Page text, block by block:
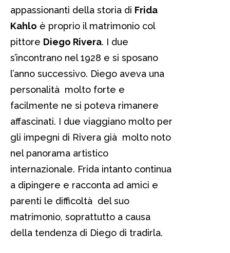
appassionanti della storia di Frida
Kahlo è proprio il matrimonio col
pittore Diego Rivera. I due
s’incontrano nel 1928 e si sposano
l’anno successivo. Diego aveva una
personalità molto forte e
facilmente ne si poteva rimanere
affascinati. I due viaggiano molto per
gli impegni di Rivera già molto noto
nel panorama artistico
internazionale. Frida intanto continua
a dipingere e racconta ad amici e
parenti le difficoltà del suo
matrimonio, soprattutto a causa
della tendenza di Diego di tradirla.